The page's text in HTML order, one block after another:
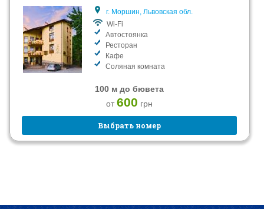
г. Моршин, Львовская обл.
Wi-Fi
Автостоянка
Ресторан
Кафе
Соляная комната
100 м до бювета
от600 грн
Выбрать номер